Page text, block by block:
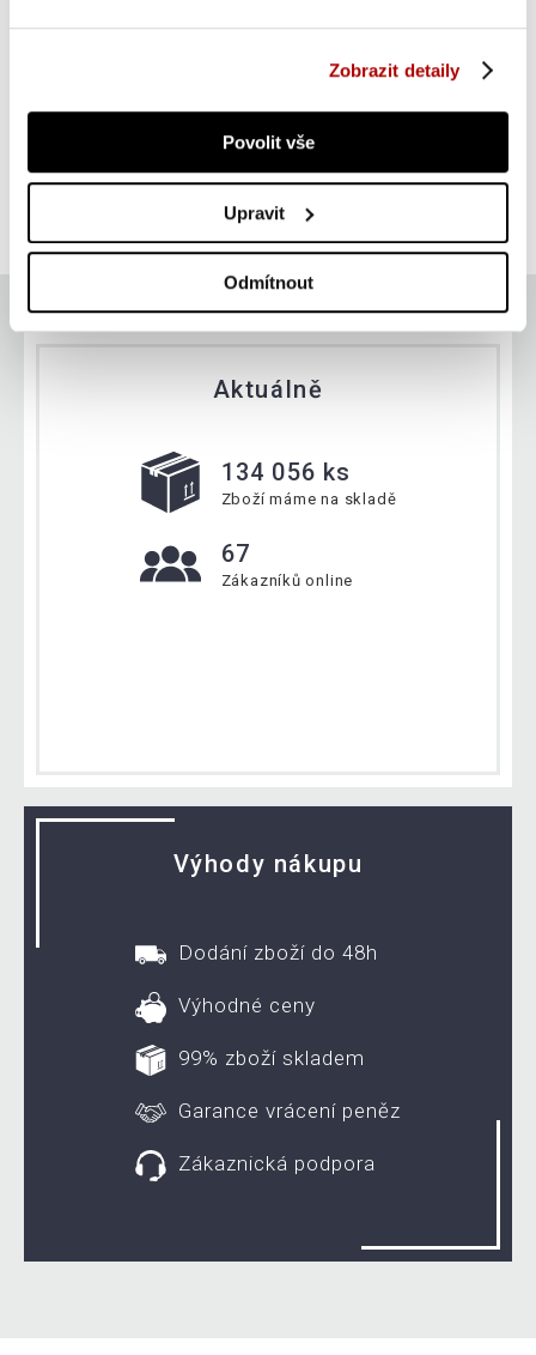
Zobrazit detaily
Povolit vše
Upravit
Odmítnout
Maxxus náhradní napájecí zdroj pro cvičební kolo, 9 V
438 Kč Do košíku
Aktuálně
134 056 ks
Zboží máme na skladě
67
Zákazníků online
Výhody nákupu
Dodání zboží do 48h
Výhodné ceny
99% zboží skladem
Garance vrácení peněz
Zákaznická podpora